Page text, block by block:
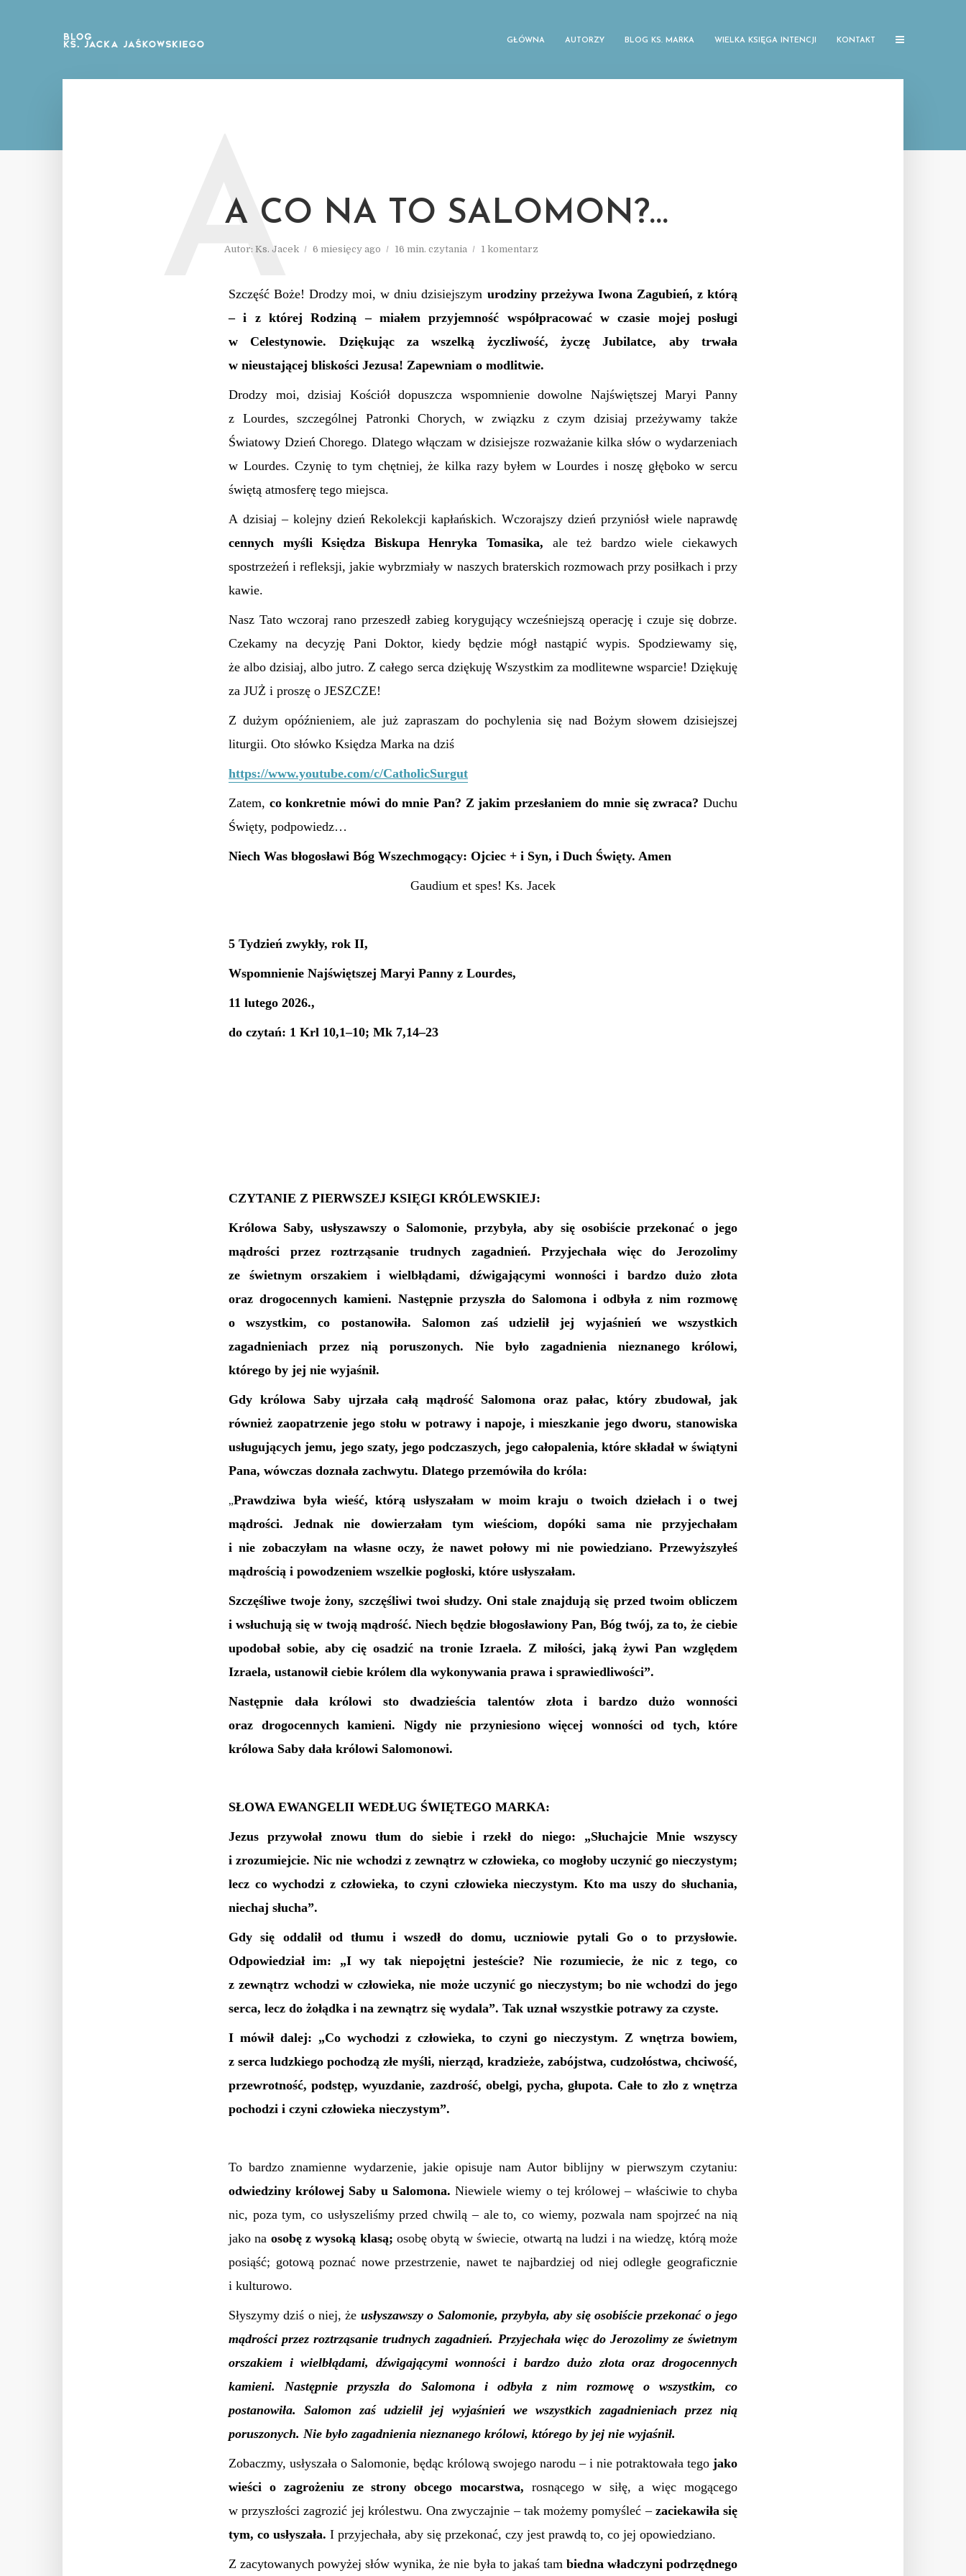
GŁÓWNA AUTORZY BLOG KS. MARKA WIELKA KSIĘGA INTENCJI KONTAKT
A CO NA TO SALOMON?…
Autor: Ks. Jacek 6 miesięcy ago 16 min. czytania 1 komentarz
A
Szczęść Boże! Drodzy moi, w dniu dzisiejszym urodziny przeżywa Iwona Zagubień, z którą
– i z której Rodziną – miałem przyjemność współpracować w czasie mojej posługi
w Celestynowie. Dziękując za wszelką życzliwość, życzę Jubilatce, aby trwała
w nieustającej bliskości Jezusa! Zapewniam o modlitwie.
Drodzy moi, dzisiaj Kościół dopuszcza wspomnienie dowolne Najświętszej Maryi Panny
z Lourdes, szczególnej Patronki Chorych, w związku z czym dzisiaj przeżywamy także
Światowy Dzień Chorego. Dlatego włączam w dzisiejsze rozważanie kilka słów o wydarzeniach
w Lourdes. Czynię to tym chętniej, że kilka razy byłem w Lourdes i noszę głęboko w sercu
świętą atmosferę tego miejsca.
A dzisiaj – kolejny dzień Rekolekcji kapłańskich. Wczorajszy dzień przyniósł wiele naprawdę
cennych myśli Księdza Biskupa Henryka Tomasika, ale też bardzo wiele ciekawych
spostrzeżeń i refleksji, jakie wybrzmiały w naszych braterskich rozmowach przy posiłkach i przy
kawie.
Nasz Tato wczoraj rano przeszedł zabieg korygujący wcześniejszą operację i czuje się dobrze.
Czekamy na decyzję Pani Doktor, kiedy będzie mógł nastąpić wypis. Spodziewamy się,
że albo dzisiaj, albo jutro. Z całego serca dziękuję Wszystkim za modlitewne wsparcie! Dziękuję
za JUŻ i proszę o JESZCZE!
Z dużym opóźnieniem, ale już zapraszam do pochylenia się nad Bożym słowem dzisiejszej
liturgii. Oto słówko Księdza Marka na dziś
https://www.youtube.com/c/CatholicSurgut
Zatem, co konkretnie mówi do mnie Pan? Z jakim przesłaniem do mnie się zwraca? Duchu
Święty, podpowiedz…
Niech Was błogosławi Bóg Wszechmogący: Ojciec + i Syn, i Duch Święty. Amen
Gaudium et spes! Ks. Jacek
5 Tydzień zwykły, rok II,
Wspomnienie Najświętszej Maryi Panny z Lourdes,
11 lutego 2026.,
do czytań: 1 Krl 10,1–10; Mk 7,14–23
CZYTANIE Z PIERWSZEJ KSIĘGI KRÓLEWSKIEJ:
Królowa Saby, usłyszawszy o Salomonie, przybyła, aby się osobiście przekonać o jego
mądrości przez roztrząsanie trudnych zagadnień. Przyjechała więc do Jerozolimy
ze świetnym orszakiem i wielbłądami, dźwigającymi wonności i bardzo dużo złota
oraz drogocennych kamieni. Następnie przyszła do Salomona i odbyła z nim rozmowę
o wszystkim, co postanowiła. Salomon zaś udzielił jej wyjaśnień we wszystkich
zagadnieniach przez nią poruszonych. Nie było zagadnienia nieznanego królowi,
którego by jej nie wyjaśnił.
Gdy królowa Saby ujrzała całą mądrość Salomona oraz pałac, który zbudował, jak
również zaopatrzenie jego stołu w potrawy i napoje, i mieszkanie jego dworu, stanowiska
usługujących jemu, jego szaty, jego podczaszych, jego całopalenia, które składał w świątyni
Pana, wówczas doznała zachwytu. Dlatego przemówiła do króla:
„Prawdziwa była wieść, którą usłyszałam w moim kraju o twoich dziełach i o twej
mądrości. Jednak nie dowierzałam tym wieściom, dopóki sama nie przyjechałam
i nie zobaczyłam na własne oczy, że nawet połowy mi nie powiedziano. Przewyższyłeś
mądrością i powodzeniem wszelkie pogłoski, które usłyszałam.
Szczęśliwe twoje żony, szczęśliwi twoi słudzy. Oni stale znajdują się przed twoim obliczem
i wsłuchują się w twoją mądrość. Niech będzie błogosławiony Pan, Bóg twój, za to, że ciebie
upodobał sobie, aby cię osadzić na tronie Izraela. Z miłości, jaką żywi Pan względem
Izraela, ustanowił ciebie królem dla wykonywania prawa i sprawiedliwości”.
Następnie dała królowi sto dwadzieścia talentów złota i bardzo dużo wonności
oraz drogocennych kamieni. Nigdy nie przyniesiono więcej wonności od tych, które
królowa Saby dała królowi Salomonowi.
SŁOWA EWANGELII WEDŁUG ŚWIĘTEGO MARKA:
Jezus przywołał znowu tłum do siebie i rzekł do niego: „Słuchajcie Mnie wszyscy
i zrozumiejcie. Nic nie wchodzi z zewnątrz w człowieka, co mogłoby uczynić go nieczystym;
lecz co wychodzi z człowieka, to czyni człowieka nieczystym. Kto ma uszy do słuchania,
niechaj słucha”.
Gdy się oddalił od tłumu i wszedł do domu, uczniowie pytali Go o to przysłowie.
Odpowiedział im: „I wy tak niepojętni jesteście? Nie rozumiecie, że nic z tego, co
z zewnątrz wchodzi w człowieka, nie może uczynić go nieczystym; bo nie wchodzi do jego
serca, lecz do żołądka i na zewnątrz się wydala”. Tak uznał wszystkie potrawy za czyste.
I mówił dalej: „Co wychodzi z człowieka, to czyni go nieczystym. Z wnętrza bowiem,
z serca ludzkiego pochodzą złe myśli, nierząd, kradzieże, zabójstwa, cudzołóstwa, chciwość,
przewrotność, podstęp, wyuzdanie, zazdrość, obelgi, pycha, głupota. Całe to zło z wnętrza
pochodzi i czyni człowieka nieczystym”.
To bardzo znamienne wydarzenie, jakie opisuje nam Autor biblijny w pierwszym czytaniu:
odwiedziny królowej Saby u Salomona. Niewiele wiemy o tej królowej – właściwie to chyba
nic, poza tym, co usłyszeliśmy przed chwilą – ale to, co wiemy, pozwala nam spojrzeć na nią
jako na osobę z wysoką klasą; osobę obytą w świecie, otwartą na ludzi i na wiedzę, którą może
posiąść; gotową poznać nowe przestrzenie, nawet te najbardziej od niej odległe geograficznie
i kulturowo.
Słyszymy dziś o niej, że usłyszawszy o Salomonie, przybyła, aby się osobiście przekonać o jego
mądrości przez roztrząsanie trudnych zagadnień. Przyjechała więc do Jerozolimy ze świetnym
orszakiem i wielbłądami, dźwigającymi wonności i bardzo dużo złota oraz drogocennych
kamieni. Następnie przyszła do Salomona i odbyła z nim rozmowę o wszystkim, co
postanowiła. Salomon zaś udzielił jej wyjaśnień we wszystkich zagadnieniach przez nią
poruszonych. Nie było zagadnienia nieznanego królowi, którego by jej nie wyjaśnił.
Zobaczmy, usłyszała o Salomonie, będąc królową swojego narodu – i nie potraktowała tego jako
wieści o zagrożeniu ze strony obcego mocarstwa, rosnącego w siłę, a więc mogącego
w przyszłości zagrozić jej królestwu. Ona zwyczajnie – tak możemy pomyśleć – zaciekawiła się
tym, co usłyszała. I przyjechała, aby się przekonać, czy jest prawdą to, co jej opowiedziano.
Z zacytowanych powyżej słów wynika, że nie była to jakaś tam biedna władczyni podrzędnego